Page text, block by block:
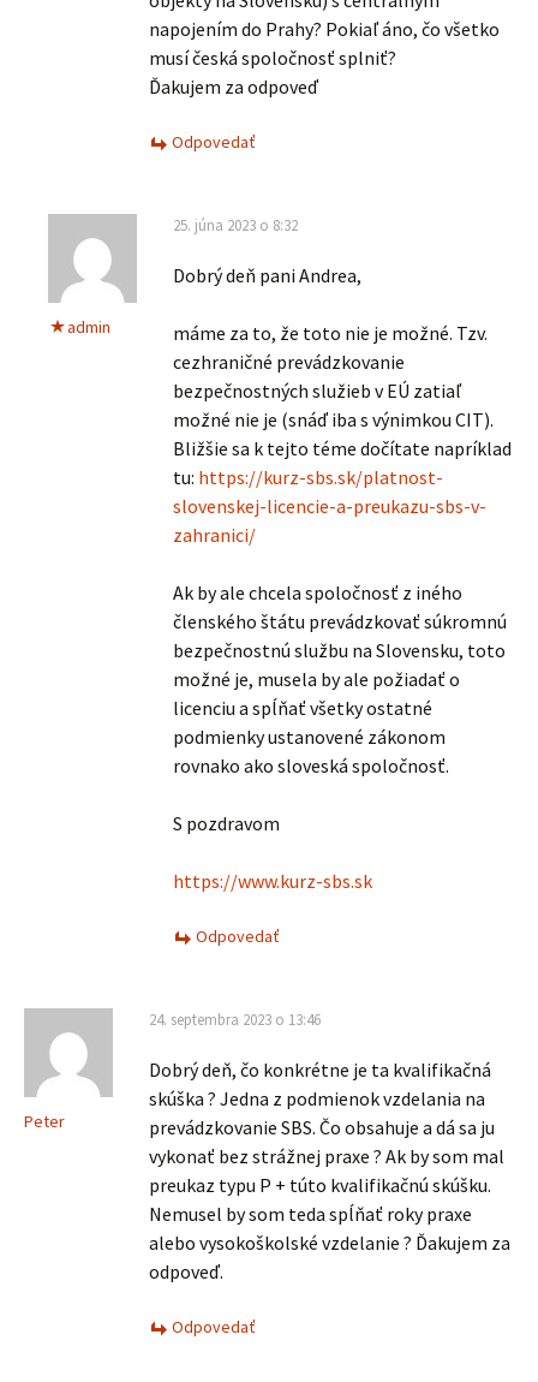
napojením do Prahy? Pokiaľ áno, čo všetko
musí česká spoločnosť splniť?
Ďakujem za odpoveď
Odpovedať
admin
25. júna 2023 o 8:32
Dobrý deň pani Andrea,
máme za to, že toto nie je možné. Tzv.
cezhraničné prevádzkovanie
bezpečnostných služieb v EÚ zatiaľ
možné nie je (snáď iba s výnimkou CIT).
Bližšie sa k tejto téme dočítate napríklad
tu: https://kurz-sbs.sk/platnost-
slovenskej-licencie-a-preukazu-sbs-v-
zahranici/
Ak by ale chcela spoločnosť z iného
členského štátu prevádzkovať súkromnú
bezpečnostnú službu na Slovensku, toto
možné je, musela by ale požiadať o
licenciu a spĺňať všetky ostatné
podmienky ustanovené zákonom
rovnako ako sloveská spoločnosť.
S pozdravom
https://www.kurz-sbs.sk
Odpovedať
Peter
24. septembra 2023 o 13:46
Dobrý deň, čo konkrétne je ta kvalifikačná
skúška ? Jedna z podmienok vzdelania na
prevádzkovanie SBS. Čo obsahuje a dá sa ju
vykonať bez strážnej praxe ? Ak by som mal
preukaz typu P + túto kvalifikačnú skúšku.
Nemusel by som teda spĺňať roky praxe
alebo vysokoškolské vzdelanie ? Ďakujem za
odpoveď.
Odpovedať